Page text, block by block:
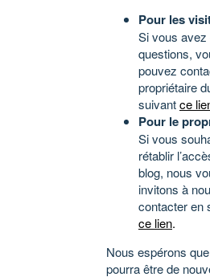
Pour les
Si vous avez
questions,
pouvez
propriétaire
suivantce
Pour le
Si vous
rétablir
blog, nous
invitons à
contacter en
ce lien.
Nous espérons
pourra être de